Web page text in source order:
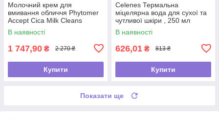
Молочний крем для
вмивання обличчя Phytomer
Accept Cica Milk Cleans
В наявності
1 747,90 ₴ 2 270 ₴
Купити
Celenes Термальна
міцелярна вода для сухої та
чутливої шкіри , 250 мл
В наявності
626,01 ₴ 813 ₴
Купити
Показати ще